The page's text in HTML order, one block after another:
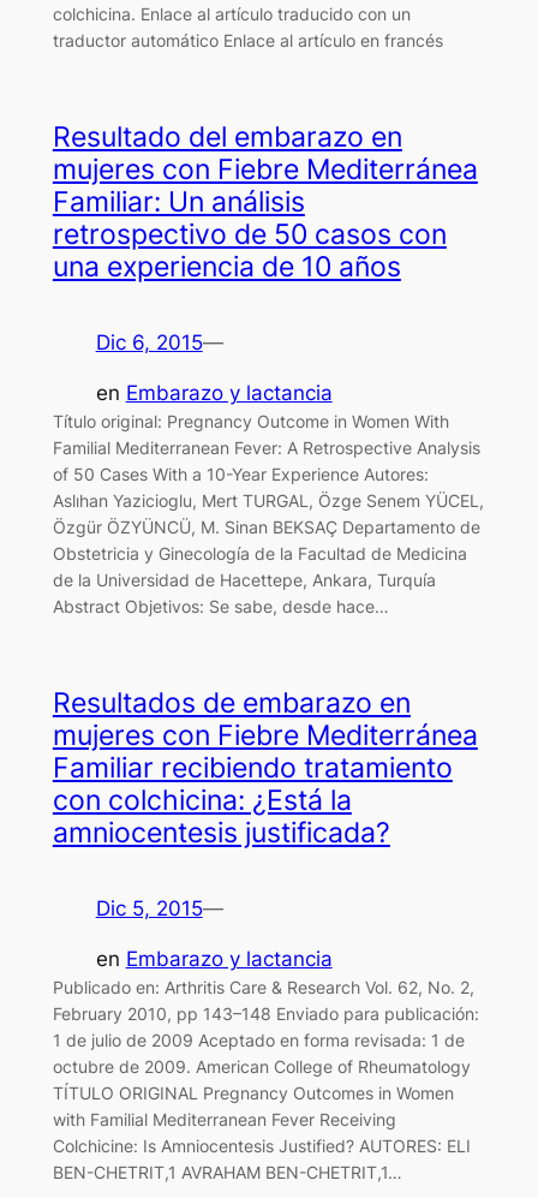
colchicina. Enlace al artículo traducido con un
traductor automático Enlace al artículo en francés
Resultado del embarazo en
mujeres con Fiebre Mediterránea
Familiar: Un análisis
retrospectivo de 50 casos con
una experiencia de 10 años
Dic 6, 2015—
en Embarazo y lactancia
Título original: Pregnancy Outcome in Women With
Familial Mediterranean Fever: A Retrospective Analysis
of 50 Cases With a 10-Year Experience Autores:
Aslıhan Yazicioglu, Mert TURGAL, Özge Senem YÜCEL,
Özgür ÖZYÜNCÜ, M. Sinan BEKSAÇ Departamento de
Obstetricia y Ginecología de la Facultad de Medicina
de la Universidad de Hacettepe, Ankara, Turquía
Abstract Objetivos: Se sabe, desde hace…
Resultados de embarazo en
mujeres con Fiebre Mediterránea
Familiar recibiendo tratamiento
con colchicina: ¿Está la
amniocentesis justificada?
Dic 5, 2015—
en Embarazo y lactancia
Publicado en: Arthritis Care & Research Vol. 62, No. 2,
February 2010, pp 143–148 Enviado para publicación:
1 de julio de 2009 Aceptado en forma revisada: 1 de
octubre de 2009. American College of Rheumatology
TÍTULO ORIGINAL Pregnancy Outcomes in Women
with Familial Mediterranean Fever Receiving
Colchicine: Is Amniocentesis Justified? AUTORES: ELI
BEN-CHETRIT,1 AVRAHAM BEN-CHETRIT,1…